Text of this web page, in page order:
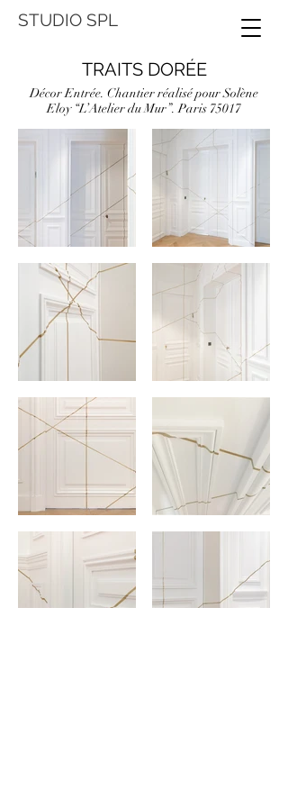
STUDIO SPL
TRAITS DORÉE
Décor Entrée. Chantier réalisé pour Solène
Eloy “L’Atelier du Mur”. Paris 75017